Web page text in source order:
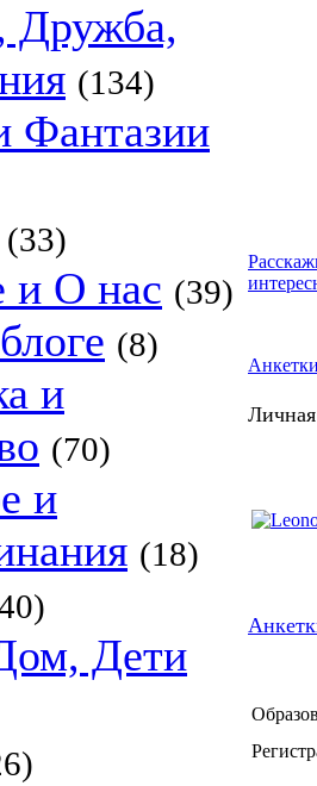
Дружба,
(134)
Фантазии
(33)
и О нас (39)
(8)
и
(70)
и
(18)
Дети